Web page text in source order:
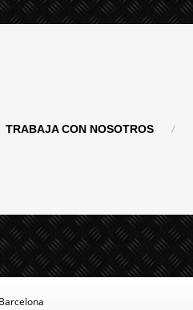
TRABAJACON NOSOTROS
en